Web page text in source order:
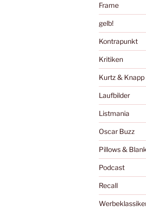
Frame
gelb!
Kontrapunkt
Kritiken
Kurtz & Knapp
Laufbilder
Listmania
Oscar Buzz
Pillows &
Podcast
Recall